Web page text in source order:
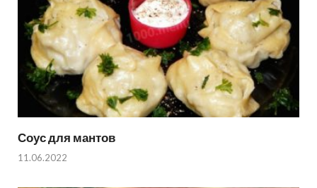
Соус для мантов
11.06.2022